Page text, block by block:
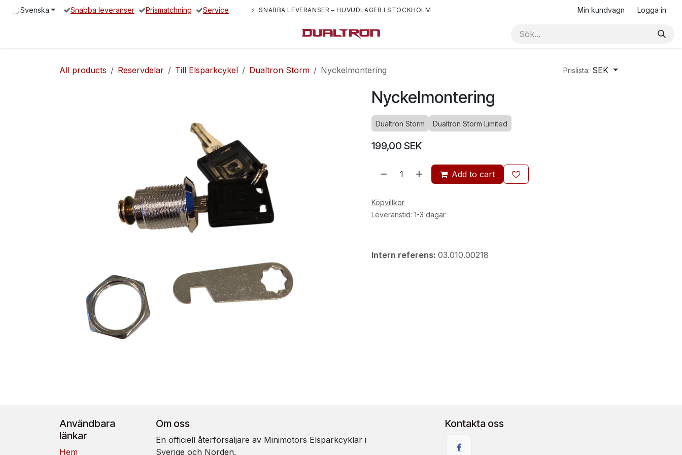
Hoppa till innehåll
Svenska Snabba leveranser Prismatchning Service Min kundvagn Logga in
⚡ SNABBA LEVERANSER – HUVUDLAGER I STOCKHOLM
All products Reservdelar Till Elsparkcykel Dualtron Storm Nyckelmontering Prislista: SEK
Nyckelmontering
Dualtron Storm Dualtron Storm Limited
199,00 SEK
Add to cart
Köpvillkor
Leveranstid: 1-3 dagar
Intern referens: 03.010.00218
Användbara
länkar
Hem
Om oss
En officiell återförsäljare av Minimotors Elsparkcyklar i
Sverige och Norden.
Kontakta oss